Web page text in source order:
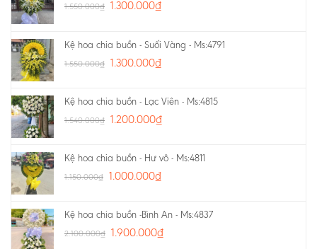
1.550.000₫ 1.300.000₫
Kệ hoa chia buồn - Suối Vàng - Ms:4791
1.550.000₫ 1.300.000₫
Kệ hoa chia buồn - Lạc Viên - Ms:4815
1.540.000₫ 1.200.000₫
Kệ hoa chia buồn - Hư vô - Ms:4811
1.150.000₫ 1.000.000₫
Kệ hoa chia buồn -Bình An - Ms:4837
2.100.000₫ 1.900.000₫